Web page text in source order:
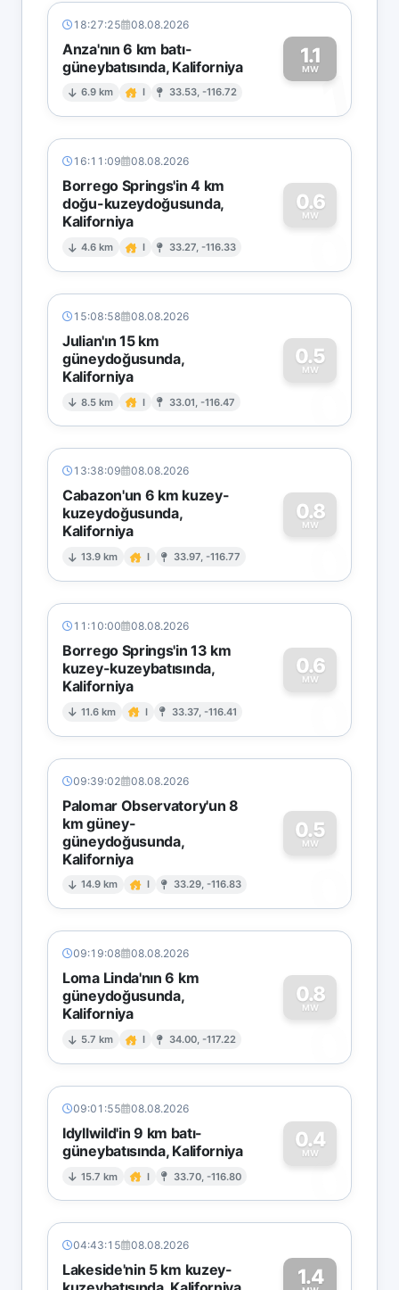
18:27:25 08.08.2026
Anza'nın 6 km batı-
güneybatısında, Kaliforniya
6.9 km I 33.53, -116.72
1.1
MW1
16:11:09 08.08.2026
Borrego Springs'in 4 km
doğu-kuzeydoğusunda,
Kaliforniya
4.6 km I 33.27, -116.33
0.6
MW
0
15:08:58 08.08.2026
Julian'ın 15 km
güneydoğusunda,
Kaliforniya
8.5 km I 33.01, -116.47
0.5
MW
0
13:38:09 08.08.2026
Cabazon'un 6 km kuzey-
kuzeydoğusunda,
Kaliforniya
13.9 km I 33.97, -116.77
0.8
MW
0
11:10:00 08.08.2026
Borrego Springs'in 13 km
kuzey-kuzeybatısında,
Kaliforniya
11.6 km I 33.37, -116.41
0.6
MW
0
09:39:02 08.08.2026
Palomar Observatory'un 8
km güney-
güneydoğusunda,
Kaliforniya
14.9 km I 33.29, -116.83
0.5
MW
0
09:19:08 08.08.2026
Loma Linda'nın 6 km
güneydoğusunda,
Kaliforniya
5.7 km I 34.00, -117.22
0.8
MW
0
09:01:55 08.08.2026
Idyllwild'in 9 km batı-
güneybatısında, Kaliforniya
15.7 km I 33.70, -116.80
0.4
MW
0
04:43:15 08.08.2026
Lakeside'nin 5 km kuzey-
1.4